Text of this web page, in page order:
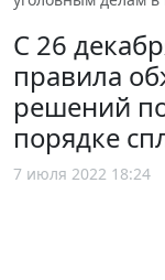
С 26
правила
решений
порядке
7 июля 2022 18:24